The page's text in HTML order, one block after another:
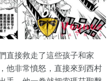
直接救走了這些孩子和家
他非常憤怒，直接來到西村